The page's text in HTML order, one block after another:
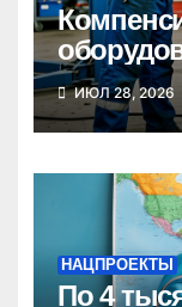
может
ИЮЛ 28, 2026
НАЦПРОЕКТЫ
По 4